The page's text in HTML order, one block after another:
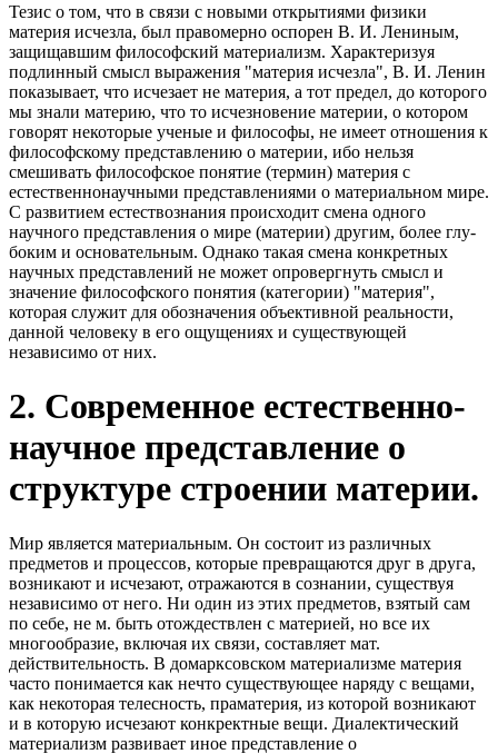
Тезис о том, что в связи с новыми открытиями физики
материя исчезла, был правомерно оспорен В. И. Лениным,
защищавшим философский материа­лизм. Характеризуя
подлинный смысл выражения "материя исчезла", В. И. Ленин
показывает, что исчезает не материя, а тот предел, до которого
мы знали материю, что то исчезновение материи, о ко­тором
говорят некоторые ученые и философы, не имеет отношения к
философскому представлению о материи, ибо нельзя
смешивать философское поня­тие (термин) материя с
естественнонаучными представлениями о материальном мире.
С развитием естествознания происходит смена одного
научного представления о мире (материи) другим, более глу­
боким и основательным. Однако такая смена конкретных
научных представлений не может опроверг­нуть смысл и
значение философского понятия (кате­гории) "материя",
которая служит для обозначения объективной реальности,
данной человеку в его ощу­щениях и существующей
независимо от них.
2. Современное естественно-
научное представление о
структуре строении материи.
Мир является материальным. Он состоит из различных
предметов и процессов, которые превращаются друг в друга,
возникают и исчезают, отражаются в сознании, существуя
независимо от него. Ни один из этих предметов, взятый сам
по себе, не м. быть отождествлен с материей, но все их
многообразие, включая их связи, составляет мат.
действительность. В домарксовском материализме материя
часто понимается как нечто существующее наряду с вещами,
как некоторая телесность, праматерия, из которой возникают
и в которую исчезают конкректные вещи. Диалектический
материализм развивает иное представление о